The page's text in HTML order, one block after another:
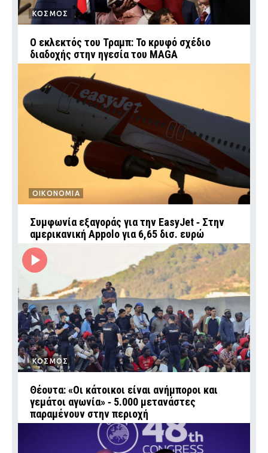
ΚΟΣΜΟΣ
Ο εκλεκτός του Τραμπ: Το κρυφό σχέδιο
διαδοχής στην ηγεσία του MAGA
ΟΙΚΟΝΟΜΙΑ
Συμφωνία εξαγοράς για την EasyJet ‑ Στην
αμερικανική Appolo για 6,65 δισ. ευρώ
ΚΟΣΜΟΣ
Θέουτα: «Οι κάτοικοι είναι ανήμποροι και
γεμάτοι αγωνία» ‑ 5.000 μετανάστες
παραμένουν στην περιοχή